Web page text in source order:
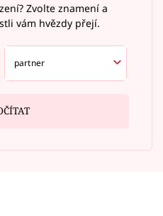
Zvolte znamení a
vám hvězdy přejí.